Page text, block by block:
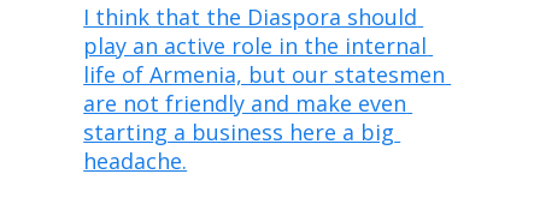
I think that the Diaspora should
play an active role in the internal
life of Armenia, but our statesmen
are not friendly and make even
starting a business here a big
headache.